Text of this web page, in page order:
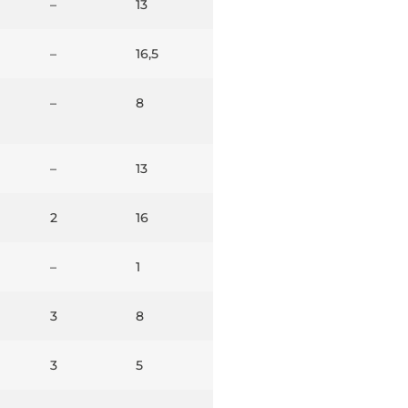
– 13
– 16,5
– 8
– 13
2 16
– 1
3 8
3 5